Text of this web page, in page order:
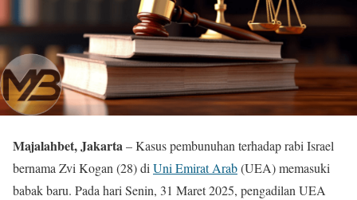
Majalahbet, Jakarta– Kasus pembunuhan terhadap rabi Israel
bernama Zvi Kogan (28) diUni Emirat Arab(UEA) memasuki
babak baru. Pada hari Senin, 31 Maret 2025, pengadilan UEA